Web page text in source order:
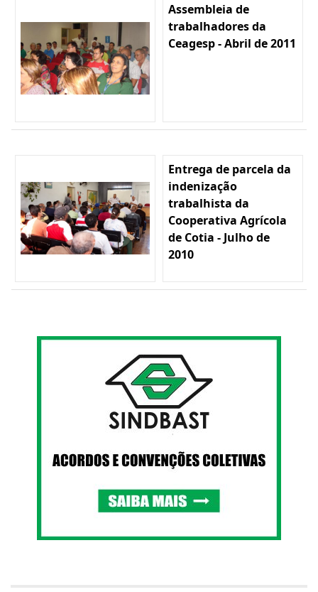
Assembleia de
trabalhadores da
Ceagesp - Abril de 2011
Entrega de parcela da
indenização
trabalhista da
Cooperativa Agrícola
de Cotia - Julho de
2010